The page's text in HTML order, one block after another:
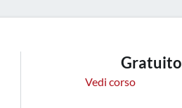
Gratuito
Vedi corso